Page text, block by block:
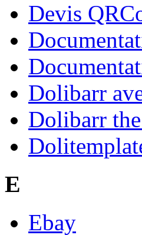
Devis
Dolibarr
Dolibarr
E
Ebay